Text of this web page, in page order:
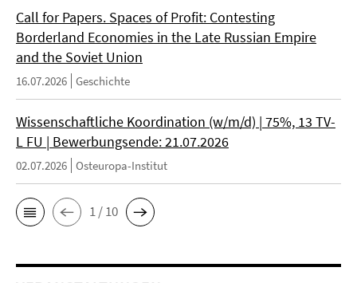
Call for Papers. Spaces of Profit: Contesting
Borderland Economies in the Late Russian Empire
and the Soviet Union
16.07.2026 Geschichte
Wissenschaftliche Koordination (w/m/d) | 75%, 13 TV-
L FU | Bewerbungsende: 21.07.2026
02.07.2026 Osteuropa-Institut
1 / 10